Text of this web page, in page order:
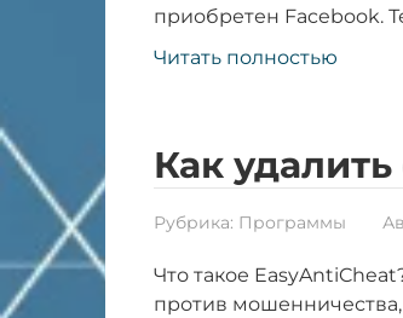
приобретен Facebook.
Читать полностью
Как
Рубрика: Программы
Что такое
против мошенничества,